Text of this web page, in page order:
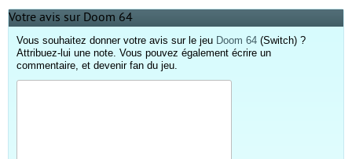
Votre avis sur Doom 64
Vous souhaitez donner votre avis sur le jeu Doom 64 (Switch) ?
Attribuez-lui une note. Vous pouvez également écrire un
commentaire, et devenir fan du jeu.